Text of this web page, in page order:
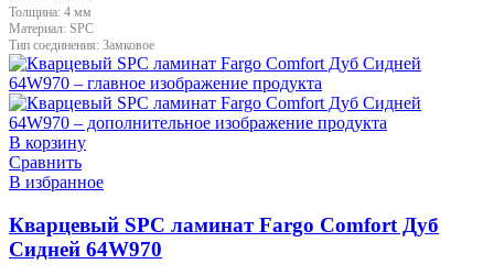
Толщина: 4 мм
Материал: SPC
Тип соединения: Замковое
В корзину
Сравнить
В избранное
Кварцевый SPC ламинат Fargo Comfort Дуб
Сидней 64W970